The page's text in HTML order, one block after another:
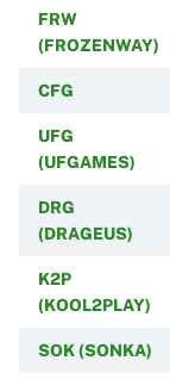
FRW
(FROZENWAY)
CFG
UFG
(UFGAMES)
DRG
(DRAGEUS)
K2P
(KOOL2PLAY)
SOK (SONKA)